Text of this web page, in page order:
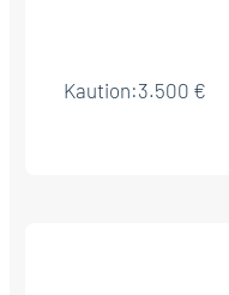
Kaution:3.500 €